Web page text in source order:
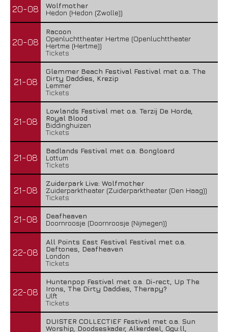
20-08
Wolfmother
Hedon (Hedon (Zwolle))
20-08
Racoon
Openluchttheater Hertme (Openluchttheater
Hertme (Hertme))
Tickets
21-08
Glemmer Beach Festival Festival met o.a. The
Dirty Daddies, Krezip
Lemmer
Tickets
21-08
Lowlands Festival met o.a. Terzij De Horde,
Royal Blood
Biddinghuizen
Tickets
21-08
Badlands Festival met o.a. Bongloard
Lottum
Tickets
21-08
Zuiderpark Live: Wolfmother
Zuiderparktheater (Zuiderparktheater (Den Haag))
Tickets
21-08
Deafheaven
Doornroosje (Doornroosje (Nijmegen))
22-08
All Points East Festival Festival met o.a.
Deftones, Deafheaven
London
Tickets
22-08
Huntenpop Festival met o.a. Di-rect, Up The
Irons, The Dirty Daddies, Therapy?
Ulft
Tickets
DUISTER COLLECTIEF Festival met o.a. Sun
Worship, Doodseskader, Alkerdeel, Ggu:ll,